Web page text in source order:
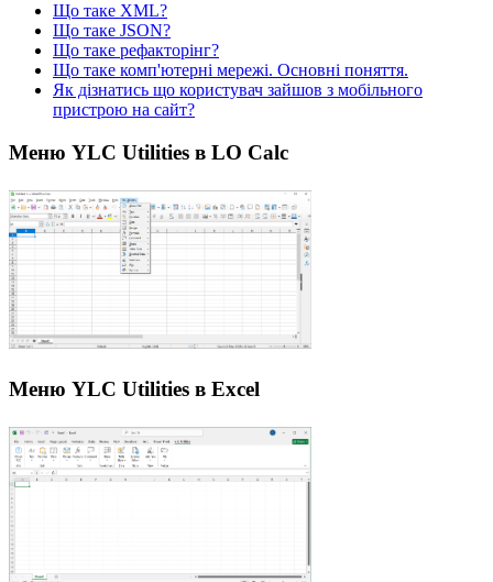
Що таке XML?
Що таке JSON?
Що таке рефакторінг?
Що таке комп'ютерні мережі. Основні поняття.
Як дізнатись що користувач зайшов з мобільного
пристрою на сайт?
Меню YLC Utilities в LO Calc
Меню YLC Utilities в Excel